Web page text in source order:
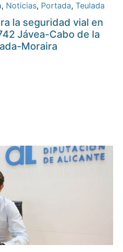
, Noticias, Portada, Teulada
la seguridad vial en
Jávea-Cabo de la
Moraira